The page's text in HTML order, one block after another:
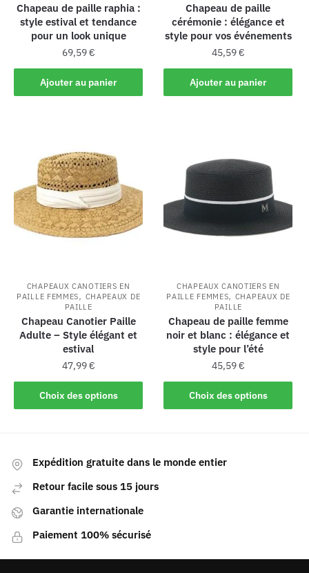
Chapeau de paille raphia :
style estival et tendance
pour un look unique
69,59€
Ajouter au panier
Chapeau de paille
cérémonie : élégance et
style pour vos événements
45,59€
Ajouter au panier
CHAPEAUX CANOTIERS EN
PAILLE FEMMES, CHAPEAUX DE
PAILLE
Chapeau Canotier Paille
Adulte – Style élégant et
estival
47,99€
Choix des options
CHAPEAUX CANOTIERS EN
PAILLE FEMMES, CHAPEAUX DE
PAILLE
Chapeau de paille femme
noir et blanc : élégance et
style pour l’été
45,59€
Choix des options
Expédition gratuite dans le monde entier
Retour facile sous 15 jours
Garantie internationale
Paiement 100% sécurisé